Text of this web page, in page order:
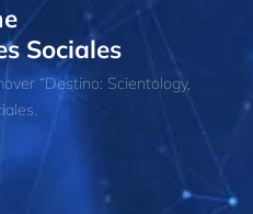
Sociales
“Destino: Scientology,